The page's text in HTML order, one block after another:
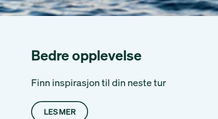
Bedre opplevelse
Finn inspirasjon til din neste tur
LES MER